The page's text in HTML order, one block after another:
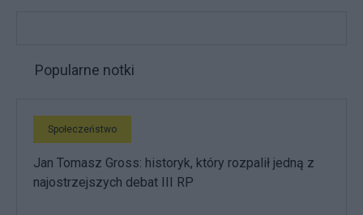
Popularne notki
Społeczeństwo
Jan Tomasz Gross: historyk, który rozpalił jedną z
najostrzejszych debat III RP